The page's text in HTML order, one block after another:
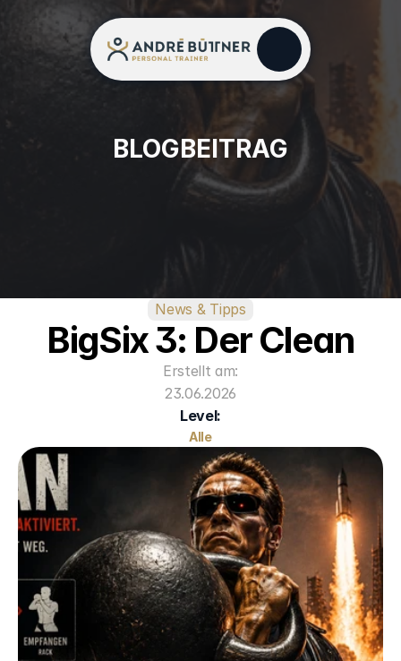
BLOGBEITRAG
News & Tipps
BigSix 3: Der Clean
Erstellt am:
23.06.2026
Level:
Alle